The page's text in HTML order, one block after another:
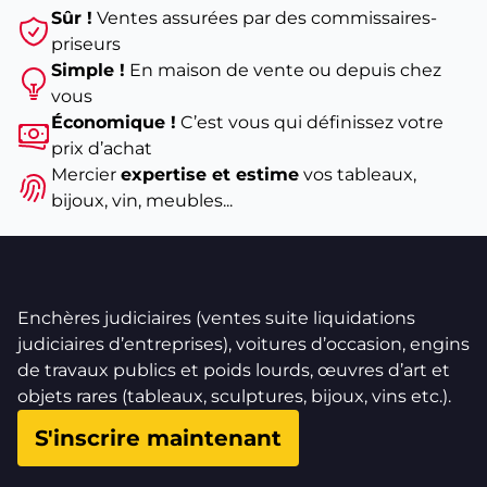
suspension hydropneumatique pour la gamme DS…
Ainsi, en plus de la voiture
d'occasion, c’est un large choix de véhicules dotés de
fiches techniques et de prix d’achat variés qui
s'ouvrent à la vente de véhicules neufs, ainsi qu’en
matière de vente de véhicules d’occasion.
Citröen C5 aircross occasion : pourquoi choisir ce
modèle
S’introduisant dans la lignée des modèles
avec la Citröen C4 Cactus, cette version C5 restylée
en janvier 2022 est bien le deuxième SUV de la
marque après leC3 Aircross .
Plus haut de gamme que le SUV C3 Aircross,
leCitröen C5 Aircrossest proposé avec un grand
écran tactile, un accoudoir central réfrigéré, et des
suspensions à butées hydrauliques progressives le
Sûr ! Ventes assurées par des commissaires-
priseurs
Simple ! En maison de vente ou depuis chez
vous
Économique ! C’est vous qui définissez votre
prix d’achat
Mercier expertise et estimevos tableaux,
bijoux, vin, meubles...
Enchères judiciaires (ventes suite liquidations
judiciaires d’entreprises), voitures d’occasion, engins
de travaux publics et poids lourds, œuvres d’art et
objets rares (tableaux, sculptures, bijoux, vins etc.).
S'inscrire maintenant